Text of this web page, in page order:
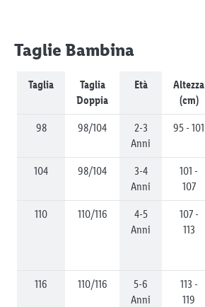
Taglie Bambina
Taglia
Taglia
Doppia
Età
Altezza
(cm)
98 98/104
2-3
Anni
95 - 101
104 98/104
3-4
Anni
101 -
107
110 110/116
4-5
Anni
107 -
113
116 110/116
5-6
Anni
113 -
119